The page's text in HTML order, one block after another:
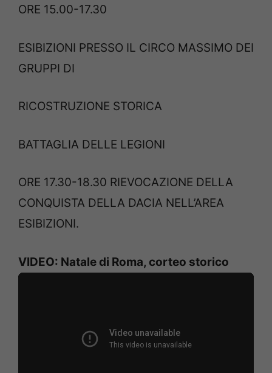
ORE 15.00-17.30
ESIBIZIONI PRESSO IL CIRCO MASSIMO DEI
GRUPPI DI
RICOSTRUZIONE STORICA
BATTAGLIA DELLE LEGIONI
ORE 17.30-18.30 RIEVOCAZIONE DELLA
CONQUISTA DELLA DACIA NELL’AREA
ESIBIZIONI.
VIDEO: Natale di Roma, corteo storico